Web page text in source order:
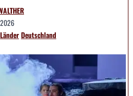
LänderDeutschland